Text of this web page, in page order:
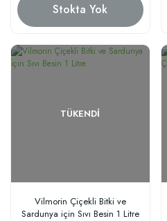
Stokta Yok
TÜKENDI
Vilmorin Çiçekli Bitki ve
Sardunya için Sıvı Besin 1 Litre